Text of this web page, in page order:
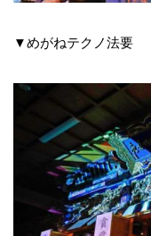
▼めがねテクノ法要